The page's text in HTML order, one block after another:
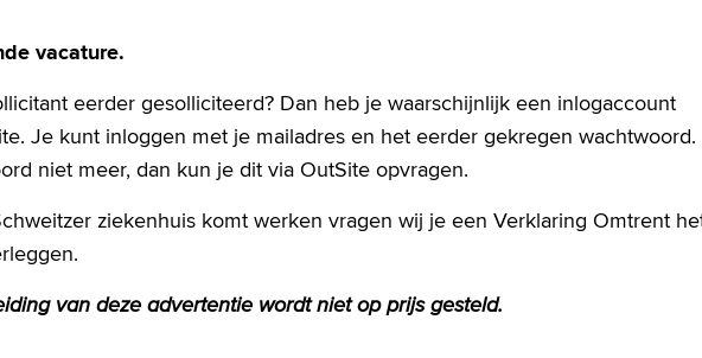
vacature.
eerder gesolliciteerd? Dan heb je waarschijnlijk een inlogaccount
Je kunt inloggen met je mailadres en het eerder gekregen wachtwoord.
niet meer, dan kun je dit via OutSite opvragen.
ziekenhuis komt werken vragen wij je een Verklaring Omtrent
van deze advertentie wordt niet op prijs gesteld.